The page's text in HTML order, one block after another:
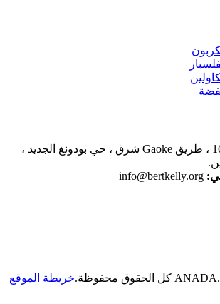
رقم 1688 ، طريق Gaoke شرق ، حي بودونغ الجديد ،
info@bertkelly.org
خريطة الموقع